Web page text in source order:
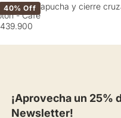
40% Offcon capucha y cierre
- Café
¡Aprovecha un 25%
Newsletter!